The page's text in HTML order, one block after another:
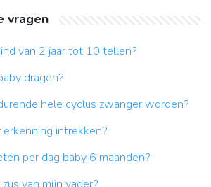
vragen
van 2 jaar tot 10 tellen?
dragen?
hele cyclus zwanger worden?
erkenning intrekken?
per dag baby 6 maanden?